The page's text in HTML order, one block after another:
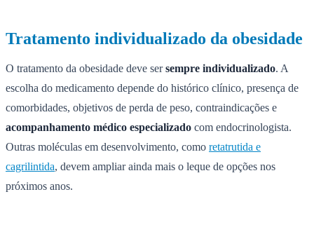
Tratamento individualizado da obesidade
O tratamento da obesidade deve sersempre individualizado. A
escolha do medicamento depende do histórico clínico, presença de
comorbidades, objetivos de perda de peso, contraindicações e
acompanhamento médico especializado com endocrinologista.
Outras moléculas em desenvolvimento, como retatrutida e
cagrilintida, devem ampliar ainda mais o leque de opções nos
próximos anos.